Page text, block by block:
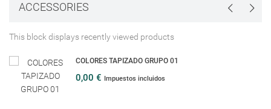
ACCESSORIES
This block displays recently viewed products
COLORES TAPIZADO GRUPO 01
0,00 € Impuestos incluidos